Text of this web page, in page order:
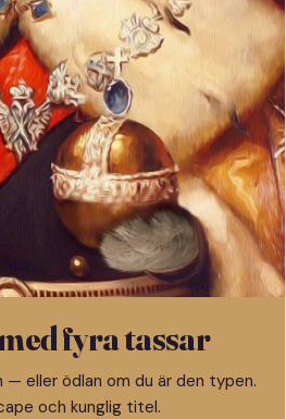
fyra tassar
— eller ödlan om du är den typen.
och kunglig titel.